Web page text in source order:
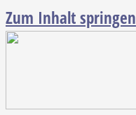
Zum Inhalt springen